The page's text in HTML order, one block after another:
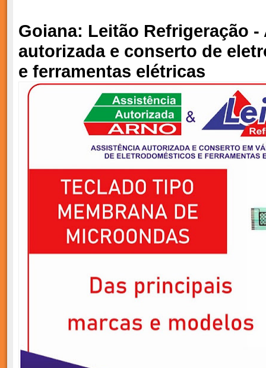
Goiana: Leitão Refrigeração
autorizada e conserto de
e ferramentas elétricas